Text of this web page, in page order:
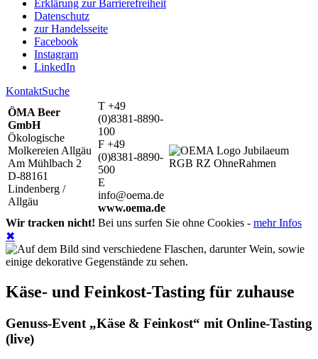
Erklärung zur Barrierefreiheit
Datenschutz
zur Handelsseite
Facebook
Instagram
LinkedIn
KontaktSuche
ÖMA Beer
GmbH
Ökologische
Molkereien Allgäu
Am Mühlbach 2
D-88161
Lindenberg /
Allgäu
T +49
(0)8381-8890-
100
F +49
(0)8381-8890-
500
E
info@oema.de
www.oema.de
Wir tracken nicht! Bei uns surfen Sie ohne Cookies - mehr Infos
✖
Käse- und Feinkost-Tasting für zuhause
Genuss-Event „Käse & Feinkost“ mit Online-Tasting
(live)